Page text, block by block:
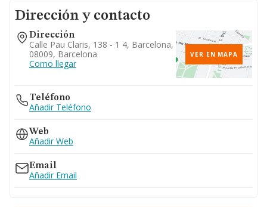
Dirección y contacto
Dirección
Calle Pau Claris, 138 - 1 4, Barcelona,
08009, Barcelona
Como llegar
VER EN MAPA
Teléfono
Añadir Teléfono
Web
Añadir Web
Email
Añadir Email